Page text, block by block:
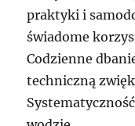
praktyki i
świadome
Codzienne
techniczną